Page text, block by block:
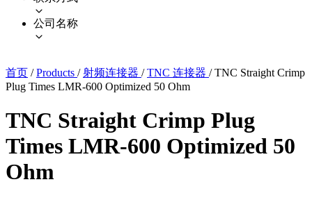
公司名称
首页 / Products / 射频连接器 / TNC 连接器 / TNC Straight Crimp
Plug Times LMR-600 Optimized 50 Ohm
TNC Straight Crimp Plug
Times LMR-600 Optimized 50
Ohm